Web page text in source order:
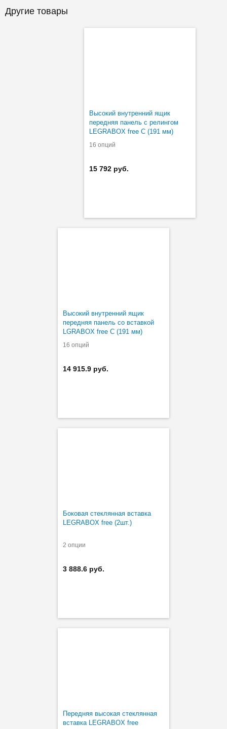
Другие товары
Высокий внутренний ящик
передняя панель с релингом
LEGRABOX free C (191 мм)
16 опций
15 792 руб.
Высокий внутренний ящик
передняя панель со вставкой
LGRABOX free C (191 мм)
16 опций
14 915.9 руб.
Боковая стеклянная вставка
LEGRABOX free (2шт.)
2 опции
3 888.6 руб.
Передняя высокая стеклянная
вставка LEGRABOX free